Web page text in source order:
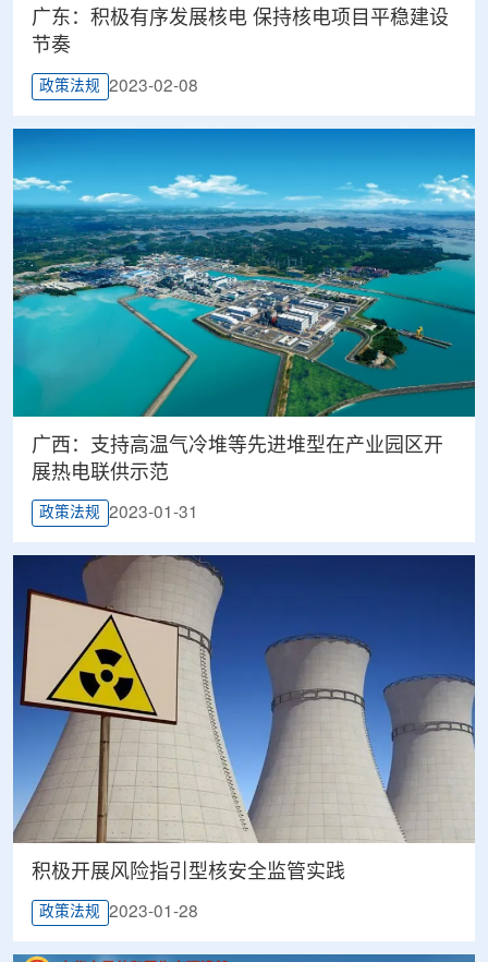
广东：积极有序发展核电 保持核电项目平稳建设
节奏
政策法规 2023-02-08
广西：支持高温气冷堆等先进堆型在产业园区开
展热电联供示范
政策法规 2023-01-31
积极开展风险指引型核安全监管实践
政策法规 2023-01-28